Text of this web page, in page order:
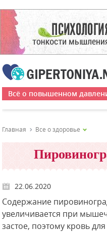
Всё о повышенном
Главная Все о здоровье
22.06.2020
Содержание
увеличивается при
застое, поэтому кровь